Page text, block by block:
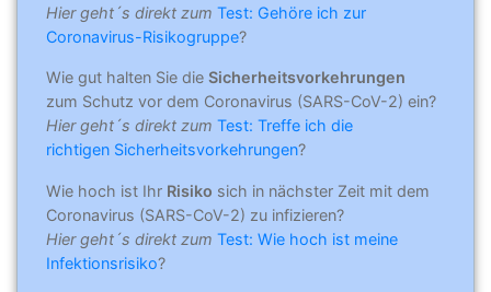
Hier geht´s direkt zum Test: Gehöre ich zur
Coronavirus-Risikogruppe?
Wie gut halten Sie die Sicherheitsvorkehrungen
zum Schutz vor dem Coronavirus (SARS-CoV-2) ein?
Hier geht´s direkt zum Test: Treffe ich die
richtigen Sicherheitsvorkehrungen?
Wie hoch ist Ihr Risiko sich in nächster Zeit mit dem
Coronavirus (SARS-CoV-2) zu infizieren?
Hier geht´s direkt zum Test: Wie hoch ist meine
Infektionsrisiko?